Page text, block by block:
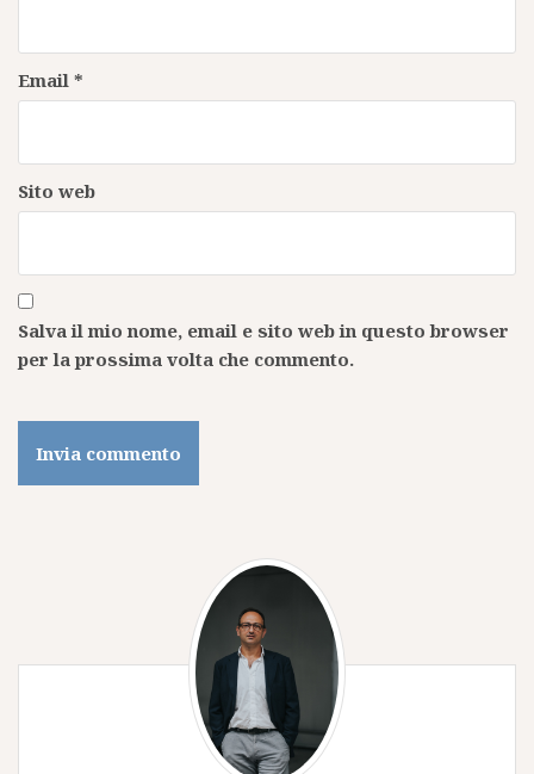
Email *
Sito web
Salva il mio nome, email e sito web in questo browser
per la prossima volta che commento.